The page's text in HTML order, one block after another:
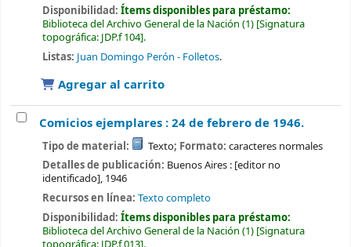
Disponibilidad: Ítems disponibles para préstamo:
Biblioteca del Archivo General de la Nación (1) Signatura
topográfica: JDP.f 104 .
Listas: Juan Domingo Perón - Folletos.
Agregar al carrito
Comicios ejemplares : 24 de febrero de 1946.
Tipo de material: Texto; Formato:caracteres normales
Detalles de publicación: Buenos Aires : [editor no
identificado], 1946
Recursos en línea: Texto completo
Disponibilidad: Ítems disponibles para préstamo:
Biblioteca del Archivo General de la Nación (1) Signatura